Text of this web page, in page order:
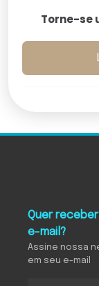
Torne-se
Quer
e-mail?
Assine nossa
em seu e-mail